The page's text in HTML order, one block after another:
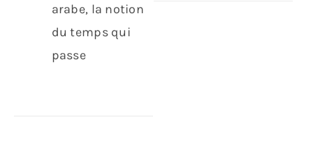
arabe, la notion
du temps qui
passe